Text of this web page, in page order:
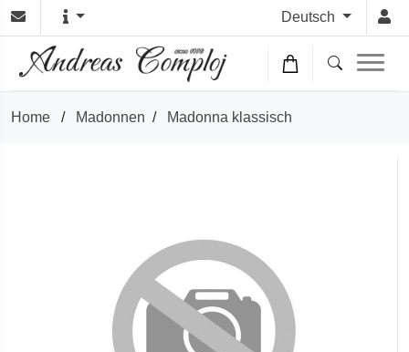
Deutsch
Home / Madonnen / Madonna klassisch